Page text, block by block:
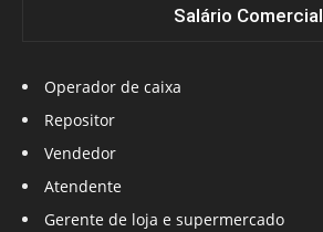
Salário Comercial
Operador de caixa
Repositor
Vendedor
Atendente
Gerente de loja e supermercado